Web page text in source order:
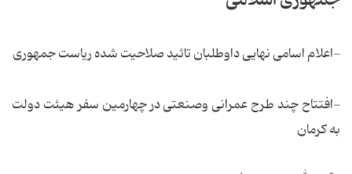
-اعلام اسامی نهایی داوطلبان تائید صلاحیت شده ریاست جمهوری
-افتتاح چند طرح عمرانی وصنعتی در چهارمین سفر هیئت دولت
به كرمان